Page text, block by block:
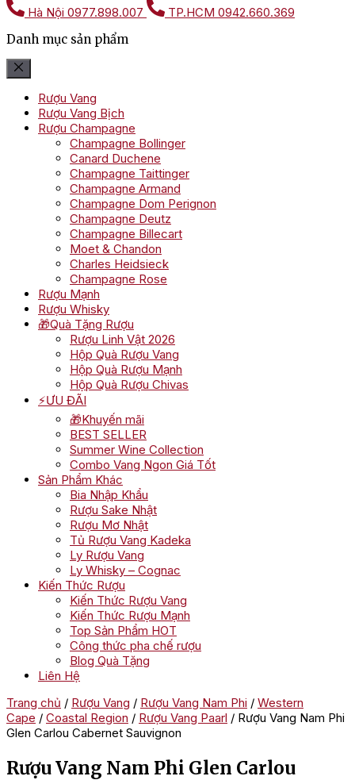
Hà Nội 0977.898.007 TP.HCM 0942.660.369
Danh mục sản phẩm
Rượu Vang
Rượu Vang Bịch
Rượu Champagne
Champagne Bollinger
Canard Duchene
Champagne Taittinger
Champagne Armand
Champagne Dom Perignon
Champagne Deutz
Champagne Billecart
Moet & Chandon
Charles Heidsieck
Champagne Rose
Rượu Mạnh
Rượu Whisky
🎁Quà Tặng Rượu
Rượu Linh Vật 2026
Hộp Quà Rượu Vang
Hộp Quà Rượu Mạnh
Hộp Quà Rượu Chivas
⚡ƯU ĐÃI
🎁Khuyến mãi
BEST SELLER
Summer Wine Collection
Combo Vang Ngon Giá Tốt
Sản Phẩm Khác
Bia Nhập Khẩu
Rượu Sake Nhật
Rượu Mơ Nhật
Tủ Rượu Vang Kadeka
Ly Rượu Vang
Ly Whisky – Cognac
Kiến Thức Rượu
Kiến Thức Rượu Vang
Kiến Thức Rượu Mạnh
Top Sản Phẩm HOT
Công thức pha chế rượu
Blog Quà Tặng
Liên Hệ
Trang chủ / Rượu Vang / Rượu Vang Nam Phi / Western
Cape / Coastal Region / Rượu Vang Paarl / Rượu Vang Nam Phi
Glen Carlou Cabernet Sauvignon
Rượu Vang Nam Phi Glen Carlou